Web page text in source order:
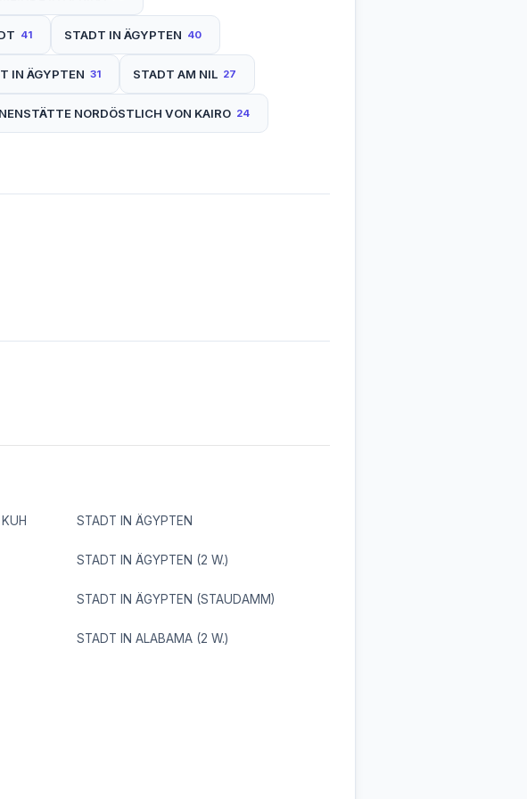
41 STADT IN ÄGYPTEN 40
IN ÄGYPTEN 31 STADT AM NIL 27
NORDÖSTLICH VON KAIRO 24
STADT IN ÄGYPTEN
STADT IN ÄGYPTEN (2 W.)
STADT IN ÄGYPTEN (STAUDAMM)
STADT IN ALABAMA (2 W.)